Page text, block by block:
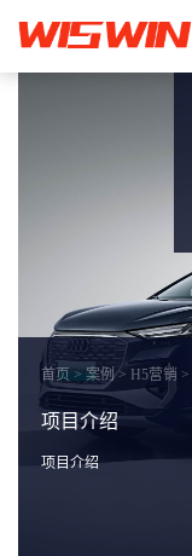
首页 >案例> H5营销 >
项目介绍
项目介绍